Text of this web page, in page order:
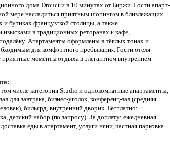
дома Drouot и в 10 минутах от Биржи. Гости апарт-
мере насладиться приятным шопингом в близлежащих
и бутиках французской столицы, а также
изысками в традиционных реторанах и кафе,
Апартаменты оформлены в тёплых тонах и
для комфортного пребывания. Гости отеля
приятные моменты отдыха в элегантном внутреннем
числе категории Studio и однокомнатные апартаменты,
для завтрака, бизнес-уголок, конференц-зал (средняя
бильярд, внутренний дворик. Бесплатно:
детский набор (по запросу). За доплату: ежедневная
еды в апартамент, услуги няни, частная парковка.